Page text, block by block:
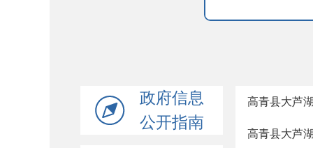
政府信息
公开指南
高青县大芦
高青县大芦